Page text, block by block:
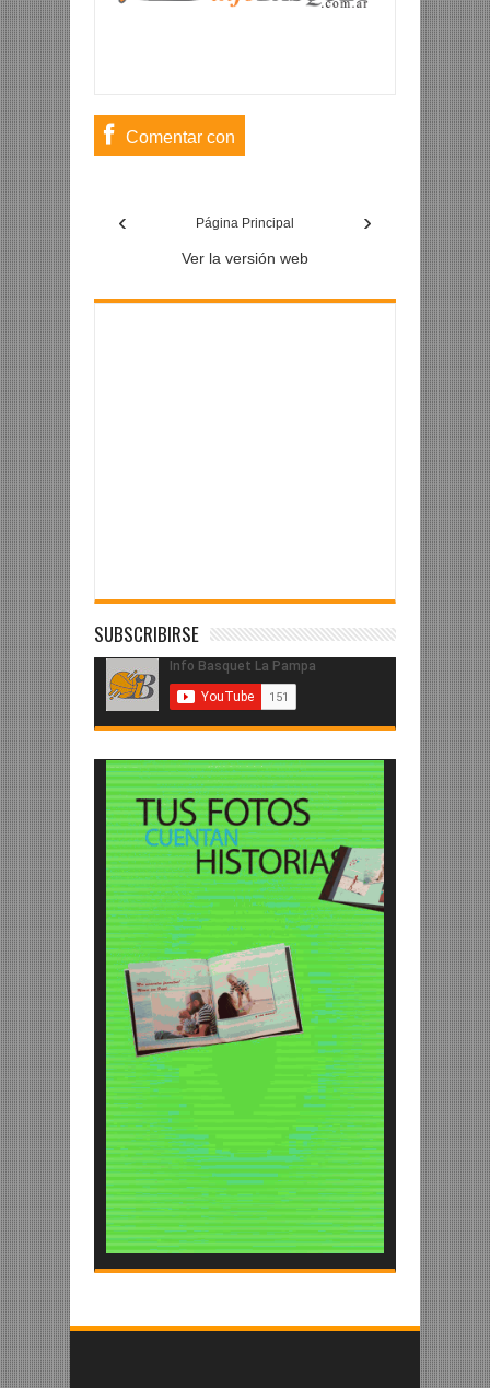
Comentar con
Facebook
‹ ›
Página Principal
Ver la versión web
SUBSCRIBIRSE